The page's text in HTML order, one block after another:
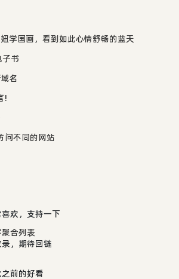
学国画，看到如此心情舒畅的蓝天
书
名
!
问不同的网站
欢，支持一下
合列表
，期待回链
前的好看